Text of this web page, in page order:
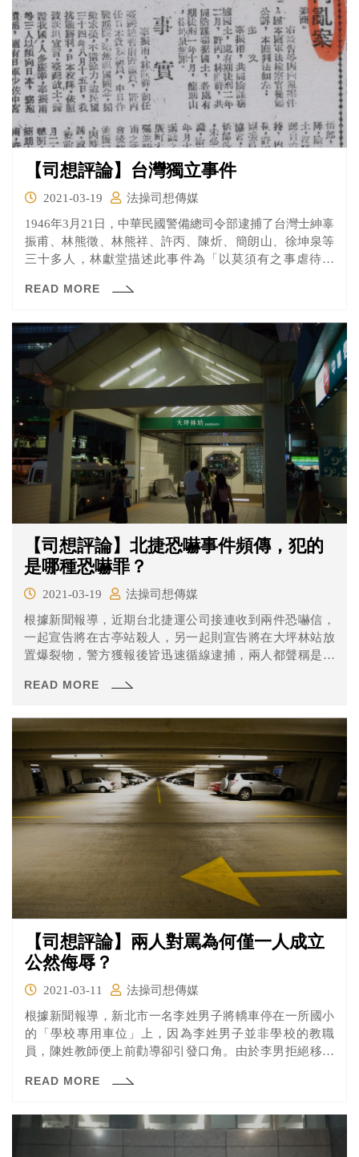
仍有相關文章未移除，於2021年3月開罰巴哈姆特和Dcard
各6萬元並命限期改善。
【司想評論】台灣獨立事件
2021-03-19
法操司想傳媒
1946年3月21日，中華民國警備總司令部逮捕了台灣士紳辜
振甫、林熊徵、林熊祥、許丙、陳炘、簡朗山、徐坤泉等
三十多人，林獻堂描述此事件為「以莫須有之事虐待紳
READ MORE
【司想評論】北捷恐嚇事件頻傳，犯的
是哪種恐嚇罪？
2021-03-19
法操司想傳媒
根據新聞報導，近期台北捷運公司接連收到兩件恐嚇信，
一起宣告將在古亭站殺人，另一起則宣告將在大坪林站放
置爆裂物，警方獲報後皆迅速循線逮捕，兩人都聲稱是心
知道大家平時所講的恐嚇罪在刑法其實分為兩種不同的法
READ MORE
【司想評論】兩人對罵為何僅一人成立
公然侮辱？
2021-03-11
法操司想傳媒
根據新聞報導，新北市一名李姓男子將轎車停在一所國小
的「學校專用車位」上，因為李姓男子並非學校的教職
員，陳姓教師便上前勸導卻引發口角。由於李男拒絕移車
嗆「白癡」、「豬狗不如」等語句，導致雙方互相提告。
師獲判無罪，為什麼會差這麼多呢？且看法操的分析。
READ MORE